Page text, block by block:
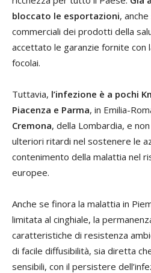
bloccato le esportazioni,
commerciali dei prodotti della
accettato le garanzie fornite con
focolai.
Tuttavia, l’infezione è a pochi
Piacenza e Parma, in Emilia-
Cremona, della Lombardia, e
ulteriori ritardi nel sostenere le
contenimento della malattia nel
europee.
Anche se finora la malattia in
limitata al cinghiale, la
caratteristiche di resistenza
di facile diffusibilità, sia diretta
sensibili, con il persistere